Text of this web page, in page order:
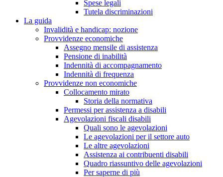
Spese legali
Tutela discriminazioni
La guida
Invalidità e handicap: nozione
Provvidenze economiche
Assegno mensile di assistenza
Pensione di inabilità
Indennità di accompagnamento
Indennità di frequenza
Provvidenze non economiche
Collocamento mirato
Storia della normativa
Permessi per assistenza a disabili
Agevolazioni fiscali disabili
Quali sono le agevolazioni
Le agevolazioni per il settore auto
Le altre agevolazioni
Assistenza ai contribuenti disabili
Quadro riassuntivo delle agevolazioni
Per saperne di più